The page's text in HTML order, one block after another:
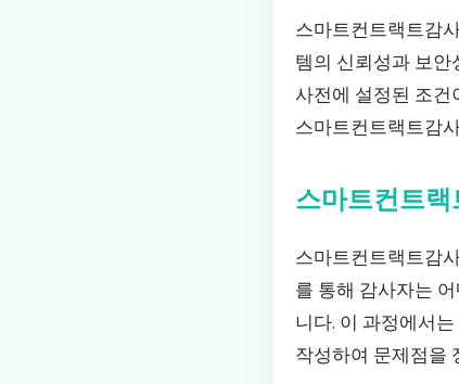
스마트컨트랙트감
템의 신뢰성과 보
사전에 설정된 조건
스마트컨트랙트감
스마트컨트
스마트컨트랙트감
를 통해 감사자는
니다. 이 과정에서
작성하여 문제점을